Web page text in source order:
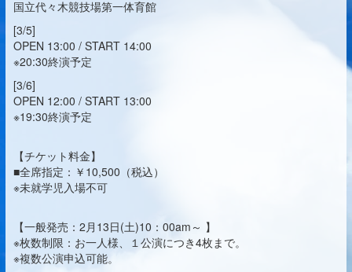
国立代々木競技場第一体育館
[3/5]
OPEN 13:00 / START 14:00
※20:30終演予定
[3/6]
OPEN 12:00 / START 13:00
※19:30終演予定
【チケット料金】
■全席指定：￥10,500（税込）
※未就学児入場不可
【一般発売：2月13日(土)10：00am～ 】
※枚数制限：お一人様、１公演につき4枚まで。
※複数公演申込可能。